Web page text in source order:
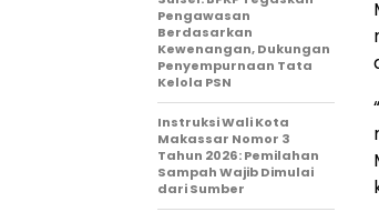
Pengawasan
Berdasarkan
Kewenangan, Dukungan
Penyempurnaan Tata
Kelola PSN
Instruksi Wali Kota
Makassar Nomor 3
Tahun 2026: Pemilahan
Sampah Wajib Dimulai
dari Sumber